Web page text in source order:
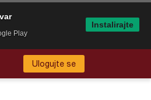
Ulogujte se
Play
Instalirajte